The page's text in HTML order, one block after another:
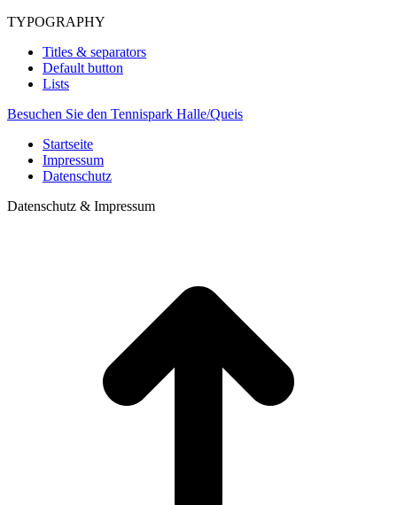
TYPOGRAPHY
Titles & separators
Default button
Lists
Besuchen Sie den Tennispark Halle/Queis
Startseite
Impressum
Datenschutz
Datenschutz & Impressum